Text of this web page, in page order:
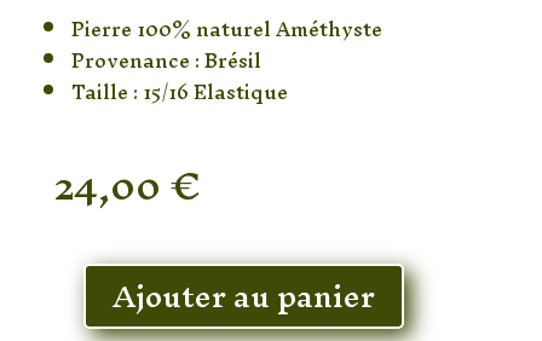
Pierre 100% naturel Améthyste
Provenance : Brésil
Taille : 15/16 Elastique
24,00€
En stock
quantitéAjouter au panier